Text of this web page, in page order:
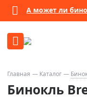
А может ли
Главная Каталог
Бинокль